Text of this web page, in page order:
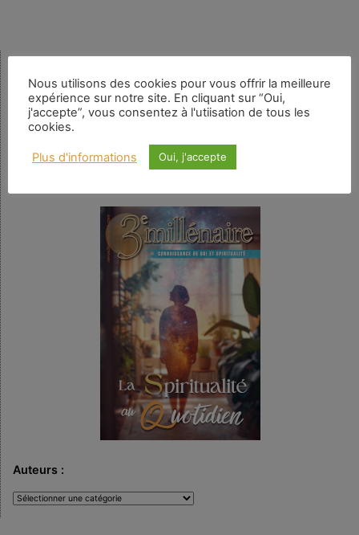
Rechercher
Numéro en cours
Auteurs :
Auteurs
:
Nous utilisons des cookies pour vous offrir la meilleure
expérience sur notre site. En cliquant sur “Oui,
j'accepte”, vous consentez à l'utiisation de tous les
cookies.
Plus d'informations Oui, j'accepte